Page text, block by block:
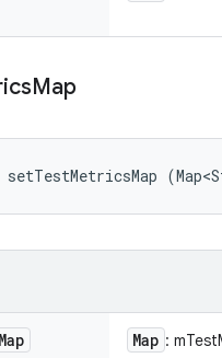
Map
Map Map :